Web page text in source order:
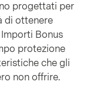
progettati per
di ottenere
Bonus
protezione
che gli
non offrire.